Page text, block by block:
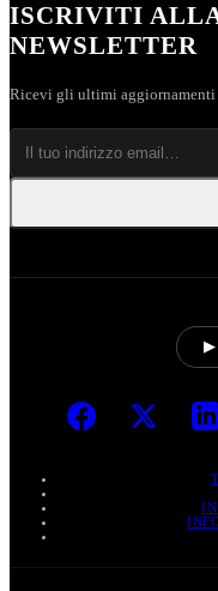
ISCRIVITI
NEWSLETTER
Ricevi gli ultimi aggiornamenti
▶